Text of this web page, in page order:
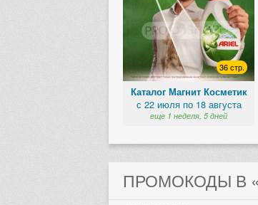
36 стр.
Каталог Магнит Косметик
с 22 июля по 18 августа
еще 1 неделя, 5 дней
ПРОМОКОДЫ В